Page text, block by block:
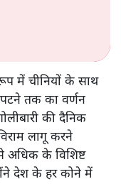
में चीनियों के साथ
तक का वर्णन
की दैनिक
लागू करने
के विशिष्ट
देश के हर कोने में